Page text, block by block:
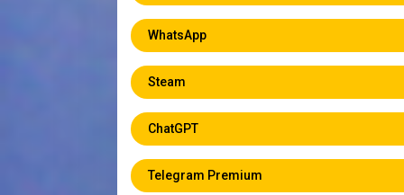
WhatsApp
Steam
ChatGPT
Telegram Premium